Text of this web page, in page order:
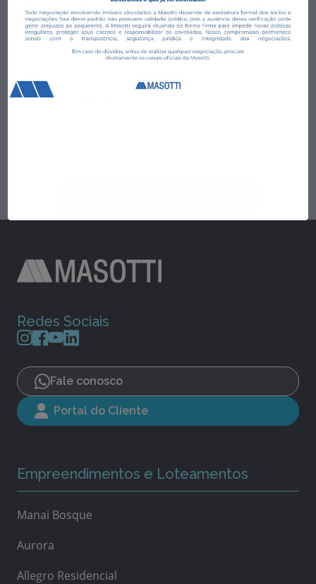
Redes Sociais
Fale conosco
Portal do Cliente
Empreendimentos e Loteamentos
Manai Bosque
Aurora
Allegro Residencial